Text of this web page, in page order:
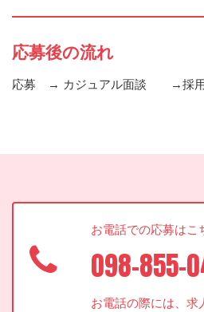
応募後の流れ
応募 → カジュアル面談 →採
お電話での応募はこ
098-855-
お電話の際には、